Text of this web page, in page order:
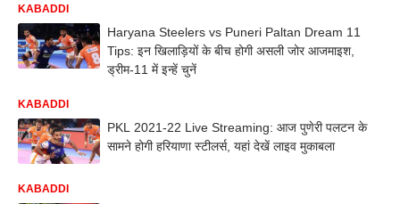
KABADDI
Haryana Steelers vs Puneri Paltan Dream 11
Tips: इन खिलाड़ियों के बीच होगी असली जोर आजमाइश,
ड्रीम-11 में इन्हें चुनें
KABADDI
PKL 2021-22 Live Streaming: आज पुणेरी पलटन के
सामने होगी हरियाणा स्टीलर्स, यहां देखें लाइव मुकाबला
KABADDI